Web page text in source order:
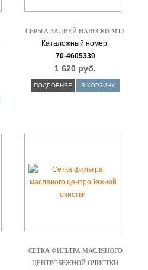
СЕРЬГА ЗАДНЕЙ НАВЕСКИ МТЗ
Каталожный номер:
70-4605330
1 620 руб.
ПОДРОБНЕЕ В КОРЗИНУ
СЕТКА ФИЛЬТРА МАСЛЯНОГО
ЦЕНТРОБЕЖНОЙ ОЧИСТКИ